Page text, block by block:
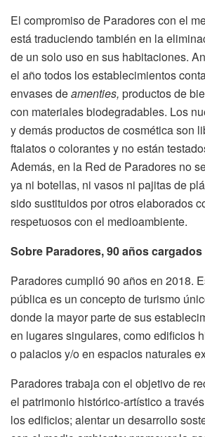
El compromiso de Paradores con el
está traduciendo también en la
de un solo uso en sus habitaciones.
el año todos los establecimientos
envases deamenties, productos de
con materiales biodegradables. Los
y demás productos de cosmética son
ftalatos o colorantes y no están
Además, en la Red de Paradores no
ya ni botellas, ni vasos ni pajitas de
sido sustituidos por otros elaborados
respetuosos con el medioambiente.
Sobre Paradores, 90 años
Paradores cumplió 90 años en 2018.
pública es un concepto de turismo
donde la mayor parte de sus
en lugares singulares, como edificios
o palacios y/o en espacios naturales
Paradores trabaja con el objetivo de
el patrimonio histórico-artístico a
los edificios; alentar un desarrollo